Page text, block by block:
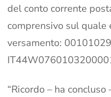
del conto corrente
comprensivo sul
versamento:
“Ricordo – ha